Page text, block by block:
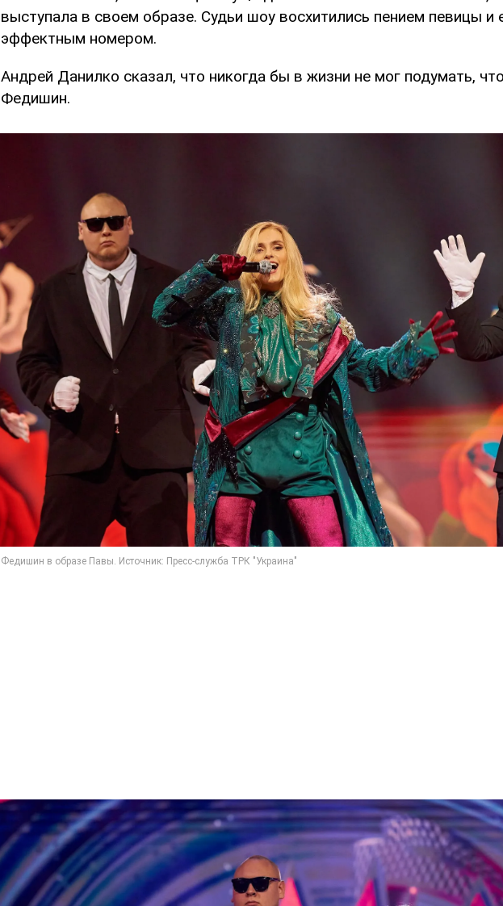
выступала в своем образе. Судьи шоу восхитились пением певицы и
эффектным номером.
Андрей Данилко сказал, что никогда бы в жизни не мог подумать,
Федишин.